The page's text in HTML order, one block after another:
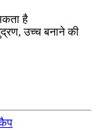
है
उच्च बनाने की